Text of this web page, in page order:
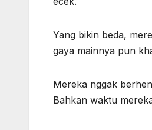
Yang bikin beda,
gaya mainnya pun
Mereka nggak
Bahkan waktu